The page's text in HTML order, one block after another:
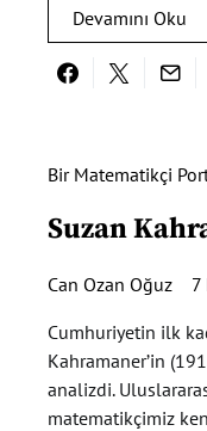
Devamını Oku
Bir Matematikçi
Suzan
Can Ozan Oğuz
7
Cumhuriyetin ilk
Kahramaner’in
analizdi.
matematikçimiz